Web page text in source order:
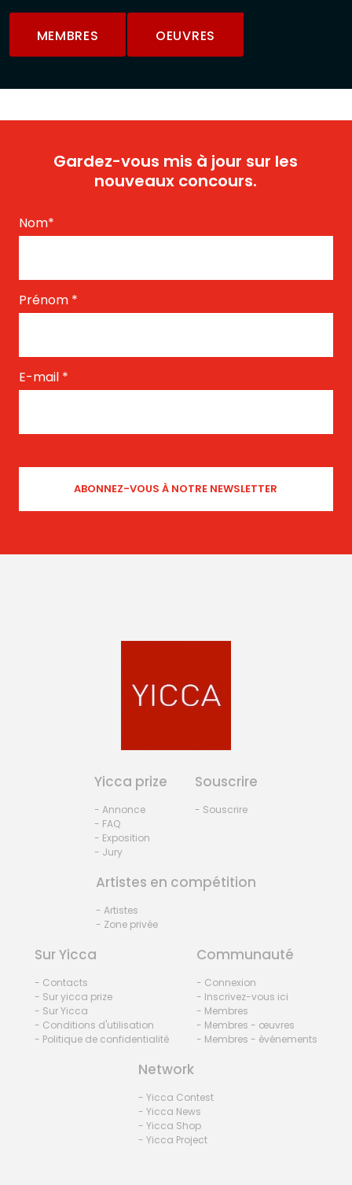
MEMBRES OEUVRES
Gardez-vous mis à jour sur les
nouveaux concours.
Nom*
Prénom *
E-mail *
Yicca prize
- Annonce
- FAQ
- Exposition
- Jury
Souscrire
- Souscrire
Artistes en compétition
- Artistes
- Zone privée
Sur Yicca
- Contacts
- Sur yicca prize
- Sur Yicca
- Conditions d'utilisation
- Politique de confidentialité
Communauté
- Connexion
- Inscrivez-vous ici
- Membres
- Membres - œuvres
- Membres - événements
Network
- Yicca Contest
- Yicca News
- Yicca Shop
- Yicca Project